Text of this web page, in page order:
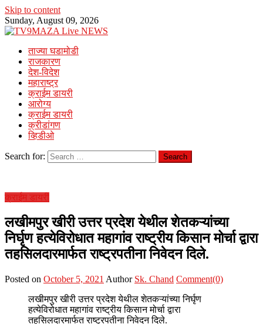
Skip to content
Sunday, August 09, 2026
ताज्या घडामोडी
राजकारण
देश-विदेश
महाराष्ट्र
क्राईम डायरी
आरोग्य
क्राईम डायरी
क्रीडांगण
व्हिडीओ
Search for:
क्राईम डायरी
लखीमपुर खीरी उत्तर प्रदेश येथील शेतकऱ्यांच्या
निर्घृण हत्येविरोधात महागांव राष्ट्रीय किसान मोर्चा द्वारा
तहसिलदारमार्फत राष्ट्रपतीना निवेदन दिले.
Posted on October 5, 2021 Author Sk. Chand Comment(0)
लखीमपुर खीरी उत्तर प्रदेश येथील शेतकऱ्यांच्या निर्घृण
हत्येविरोधात महागांव राष्ट्रीय किसान मोर्चा द्वारा
तहसिलदारमार्फत राष्ट्रपतीना निवेदन दिले.